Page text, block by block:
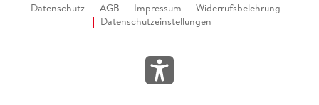
Datenschutz AGB Impressum
Widerrufsbelehrung
Datenschutzeinstellungen